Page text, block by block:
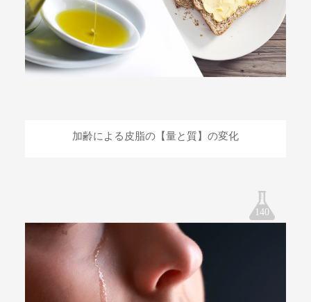
加齢による皮脂の【量と質】の変化
140